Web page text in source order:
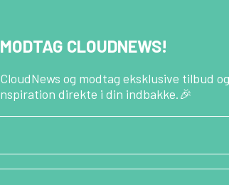
MODTAG CLOUDNEWS!
og modtag eksklusive tilbud og
direkte i din indbakke.🎉